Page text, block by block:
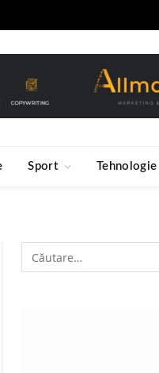
Sport Tehnologie